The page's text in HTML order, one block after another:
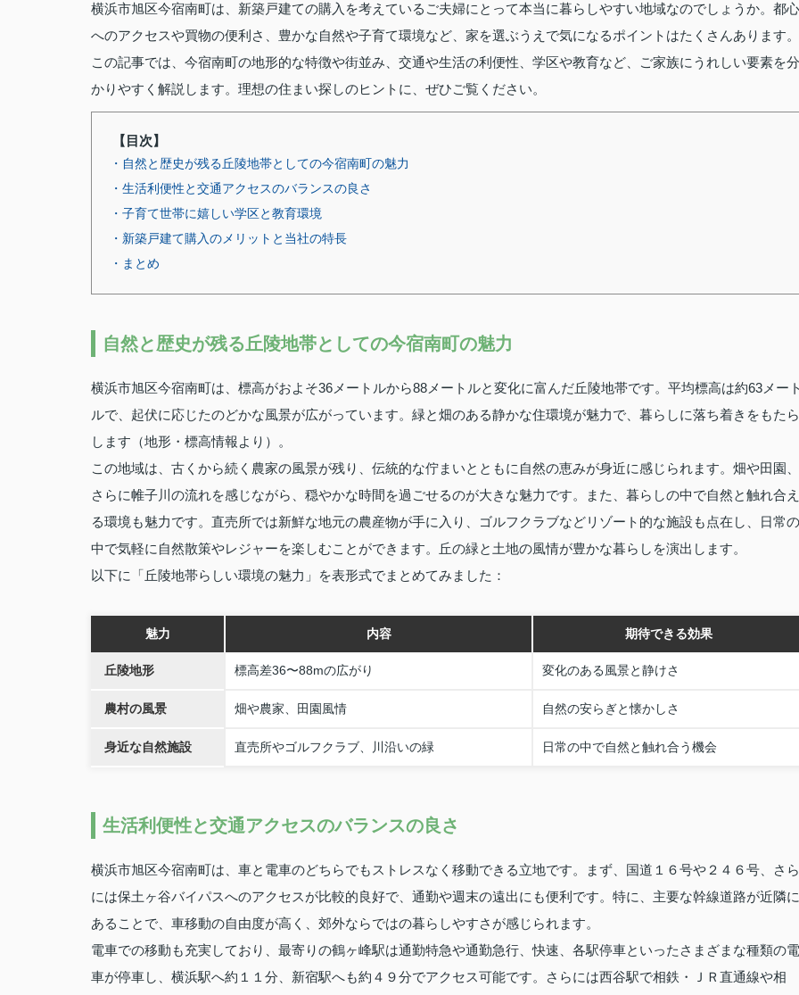
横浜市旭区今宿南町は、新築戸建ての購入を考えているご夫婦にとって本当に暮らしやすい地域なのでしょうか。都心
へのアクセスや買物の便利さ、豊かな自然や子育て環境など、家を選ぶうえで気になるポイントはたくさんあります。
この記事では、今宿南町の地形的な特徴や街並み、交通や生活の利便性、学区や教育など、ご家族にうれしい要素を分
かりやすく解説します。理想の住まい探しのヒントに、ぜひご覧ください。
【目次】
・自然と歴史が残る丘陵地帯としての今宿南町の魅力
・生活利便性と交通アクセスのバランスの良さ
・子育て世帯に嬉しい学区と教育環境
・新築戸建て購入のメリットと当社の特長
・まとめ
自然と歴史が残る丘陵地帯としての今宿南町の魅力
横浜市旭区今宿南町は、標高がおよそ36メートルから88メートルと変化に富んだ丘陵地帯です。平均標高は約63メー
ルで、起伏に応じたのどかな風景が広がっています。緑と畑のある静かな住環境が魅力で、暮らしに落ち着きをもたら
します（地形・標高情報より）。
この地域は、古くから続く農家の風景が残り、伝統的な佇まいとともに自然の恵みが身近に感じられます。畑や田園、
さらに帷子川の流れを感じながら、穏やかな時間を過ごせるのが大きな魅力です。また、暮らしの中で自然と触れ合え
る環境も魅力です。直売所では新鮮な地元の農産物が手に入り、ゴルフクラブなどリゾート的な施設も点在し、日常の
中で気軽に自然散策やレジャーを楽しむことができます。丘の緑と土地の風情が豊かな暮らしを演出します。
以下に「丘陵地帯らしい環境の魅力」を表形式でまとめてみました：
魅力 内容 期待できる効果
丘陵地形 標高差36〜88mの広がり 変化のある風景と静けさ
農村の風景 畑や農家、田園風情 自然の安らぎと懐かしさ
身近な自然施設 直売所やゴルフクラブ、川沿いの緑 日常の中で自然と触れ合う機会
生活利便性と交通アクセスのバランスの良さ
横浜市旭区今宿南町は、車と電車のどちらでもストレスなく移動できる立地です。まず、国道１６号や２４６号、さら
には保土ヶ谷バイパスへのアクセスが比較的良好で、通勤や週末の遠出にも便利です。特に、主要な幹線道路が近隣に
あることで、車移動の自由度が高く、郊外ならではの暮らしやすさが感じられます。
電車での移動も充実しており、最寄りの鶴ヶ峰駅は通勤特急や通勤急行、快速、各駅停車といったさまざまな種類の電
車が停車し、横浜駅へ約１１分、新宿駅へも約４９分でアクセス可能です。さらには西谷駅で相鉄・ＪＲ直通線や相